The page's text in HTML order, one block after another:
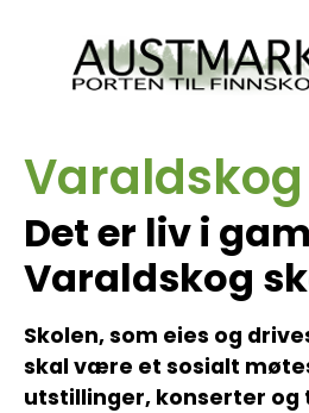
Det er liv i
Varaldskog
Skolen, som eies og
skal være et sosialt
utstillinger, konserter og